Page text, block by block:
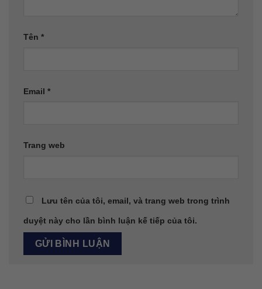
Tên *
Email *
Trang web
Lưu tên của tôi, email, và trang web trong trình
duyệt này cho lần bình luận kế tiếp của tôi.